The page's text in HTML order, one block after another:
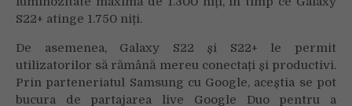
S22+ atinge 1.750 niți.
De asemenea, Galaxy S22 și S22+ le permit
utilizatorilor să rămână mereu conectați și productivi.
Prin parteneriatul Samsung cu Google, aceștia se pot
bucura de partajarea live Google Duo pentru a